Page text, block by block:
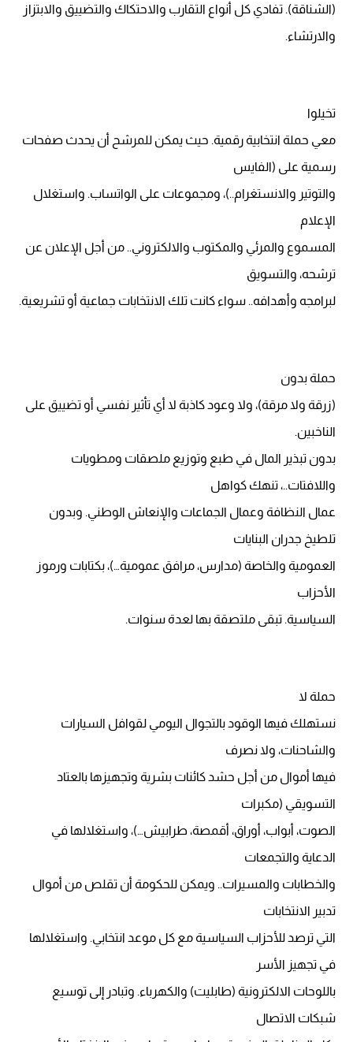
(الشناقة). تفادي كل أنواع التقارب والاحتكاك والتضييق والابتزاز
والارتشاء.
تخيلوا
معي حملة انتخابية رقمية. حيث يمكن للمرشح أن يحدث صفحات
رسمية على (الفايس
والتوتير والانستغرام..)، ومجموعات على الواتساب. واستغلال
الإعلام
المسموع والمرئي والمكتوب والالكتروني.. من أجل الإعلان عن
ترشحه، والتسويق
لبرامجه وأهدافه.. سواء كانت تلك الانتخابات جماعية أو تشريعية.
حملة بدون
(زرقة ولا مرقة)، ولا وعود كاذبة لا أي تأثير نفسي أو تضييق على
الناخبين.
بدون تبذير المال في طبع وتوزيع ملصقات ومطويات
واللافتات..، تنهك كواهل
عمال النظافة وعمال الجماعات والإنعاش الوطني. وبدون
تلطيخ جدران البنايات
العمومية والخاصة (مدارس، مرافق عمومية…)، بكتابات ورموز
الأحزاب
السياسية. تبقى ملتصقة بها لعدة سنوات.
حملة لا
نستهلك فيها الوقود بالتجوال اليومي لقوافل السيارات
والشاحنات، ولا نصرف
فيها أموال من أجل حشد كائنات بشرية وتجهيزها بالعتاد
التسويقي (مكبرات
الصوت، أبواب، أوراق، أقمصة، طرابيش…)، واستغلالها في
الدعاية والتجمعات
والخطابات والمسيرات.. ويمكن للحكومة أن تقلص من أموال
تدبير الانتخابات
التي ترصد للأحزاب السياسية مع كل موعد انتخابي. واستغلالها
في تجهيز الأسر
باللوحات الالكترونية (طابليت) والكهرباء. وتبادر إلى توسيع
شبكات الاتصال